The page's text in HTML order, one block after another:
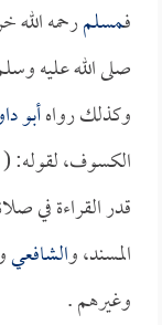
فـمسلمرحمه
صلى الله عليه
وكذلك رواهأبو
الكسوف، لقوله: (
قدر القراءة في
المسند، والشافعي
وغيرهم .